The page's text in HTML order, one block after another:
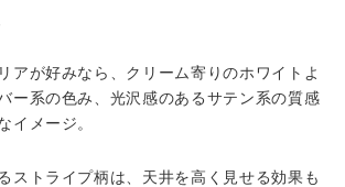
アが好みなら、クリーム寄りのホワイトよ
ー系の色み、光沢感のあるサテン系の質感
イメージ。
ストライプ柄は、天井を高く見せる効果も